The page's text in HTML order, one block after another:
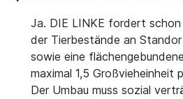
Ja. DIE LINKE fordert schon
der Tierbestände an
sowie eine
maximal 1,5 Großvieheinheit
Der Umbau muss sozial